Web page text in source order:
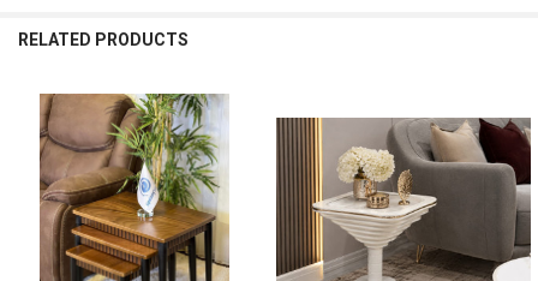
RELATED PRODUCTS
Related
Products